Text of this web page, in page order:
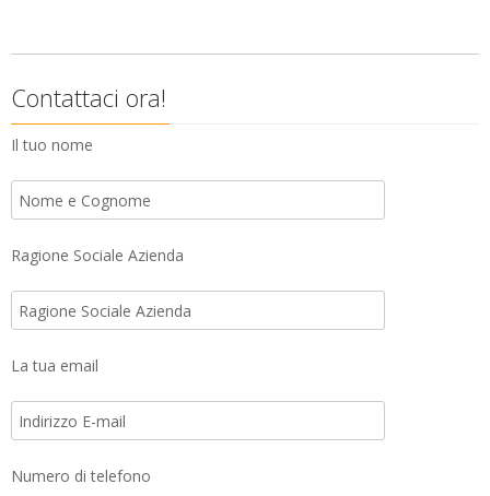
Contattaci ora!
Il tuo nome
Ragione Sociale Azienda
La tua email
Numero di telefono